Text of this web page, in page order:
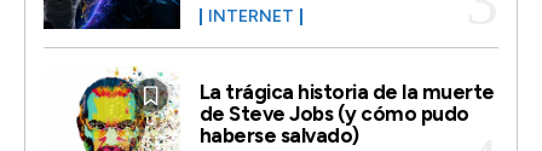
INTERNET
La trágica historia de la muerte
de Steve Jobs (y cómo pudo
haberse salvado)